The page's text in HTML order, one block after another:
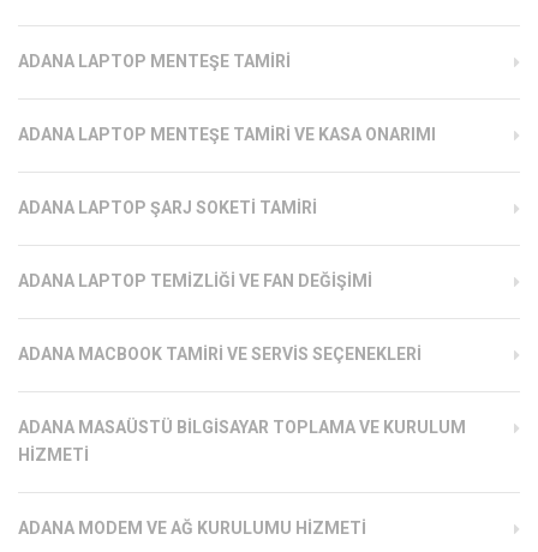
ADANA LAPTOP MENTEŞE TAMIRI
ADANA LAPTOP MENTEŞE TAMIRI VE KASA ONARIMI
ADANA LAPTOP ŞARJ SOKETI TAMIRI
ADANA LAPTOP TEMIZLIĞI VE FAN DEĞIŞIMI
ADANA MACBOOK TAMIRI VE SERVIS SEÇENEKLERI
ADANA MASAÜSTÜ BILGISAYAR TOPLAMA VE KURULUM
HIZMETI
ADANA MODEM VE AĞ KURULUMU HIZMETI